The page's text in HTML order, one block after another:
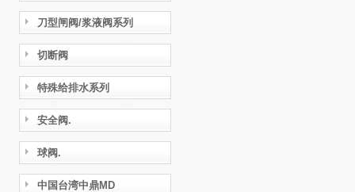
刀型闸阀/浆液阀系列
切断阀
特殊给排水系列
安全阀.
球阀.
中国台湾中鼎MD